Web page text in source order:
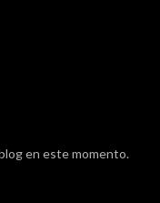
en este momento.